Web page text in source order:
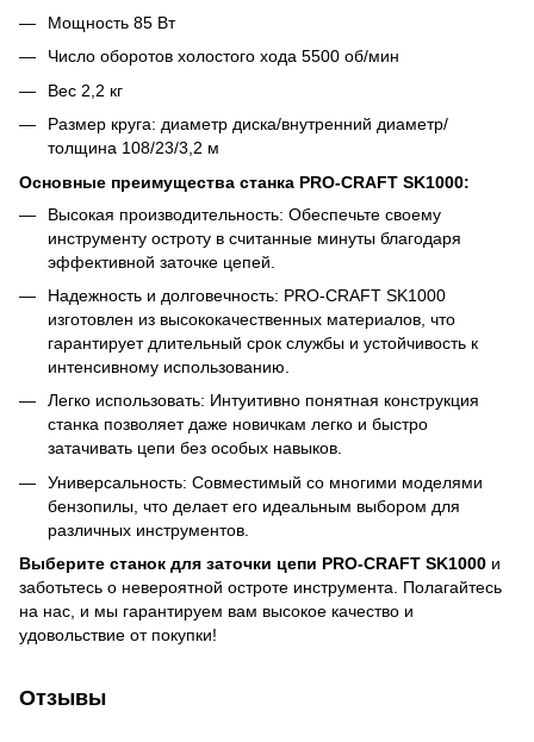
Мощность 85 Вт
Число оборотов холостого хода 5500 об/мин
Вес 2,2 кг
Размер круга: диаметр диска/внутренний диаметр/
толщина 108/23/3,2 м
Основные преимущества станка PRO-CRAFT SK1000:
Высокая производительность: Обеспечьте своему
инструменту остроту в считанные минуты благодаря
эффективной заточке цепей.
Надежность и долговечность: PRO-CRAFT SK1000
изготовлен из высококачественных материалов, что
гарантирует длительный срок службы и устойчивость к
интенсивному использованию.
Легко использовать: Интуитивно понятная конструкция
станка позволяет даже новичкам легко и быстро
затачивать цепи без особых навыков.
Универсальность: Совместимый со многими моделями
бензопилы, что делает его идеальным выбором для
различных инструментов.
Выберите станок для заточки цепи PRO-CRAFT SK1000 и
заботьтесь о невероятной остроте инструмента. Полагайтесь
на нас, и мы гарантируем вам высокое качество и
удовольствие от покупки!
Отзывы